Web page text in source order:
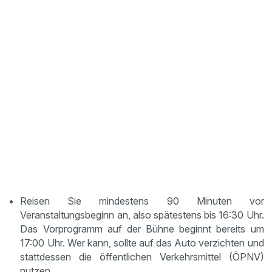
Reisen Sie mindestens 90 Minuten vor
Veranstaltungsbeginn an, also spätestens bis 16:30 Uhr.
Das Vorprogramm auf der Bühne beginnt bereits um
17:00 Uhr. Wer kann, sollte auf das Auto verzichten und
stattdessen die öffentlichen Verkehrsmittel (ÖPNV)